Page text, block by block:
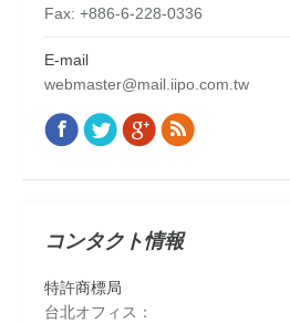
Fax: +886-6-228-0336
E-mail
webmaster@mail.iipo.com.tw
Find us on:
Facebook
TwitterGoogle+
Rss
コンタクト情報
特許商標局
台北オフィス：